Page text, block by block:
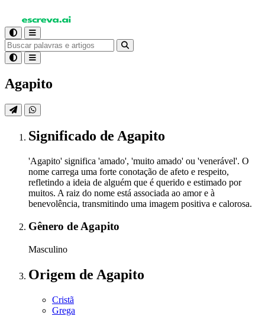
Agapito
Significado de Agapito
'Agapito' significa 'amado', 'muito amado' ou 'venerável'. O
nome carrega uma forte conotação de afeto e respeito,
refletindo a ideia de alguém que é querido e estimado por
muitos. A raiz do nome está associada ao amor e à
benevolência, transmitindo uma imagem positiva e calorosa.
Gênero de Agapito
Masculino
Origem de Agapito
Cristã
Grega